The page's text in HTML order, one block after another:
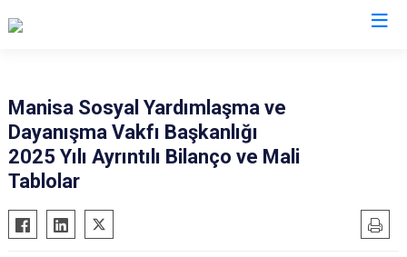
Manisa Sosyal Yardımlaşma ve
Dayanışma Vakfı Başkanlığı
2025 Yılı Ayrıntılı Bilanço ve Mali
Tablolar